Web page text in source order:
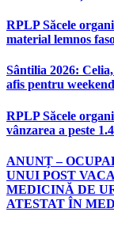
RPLP Săcele
material lemnos
Sântilia 2026:
afis pentru
RPLP Săcele
vânzarea a peste
ANUNȚ –
UNUI POST
MEDICINĂ DE
ATESTAT ÎN